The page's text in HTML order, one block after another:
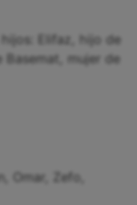
Elifaz, hijo de
Basemat, mujer de
Omar, Zefo,